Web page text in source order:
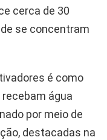
cerca de 30
se concentram
é como
água
por meio de
destacadas na